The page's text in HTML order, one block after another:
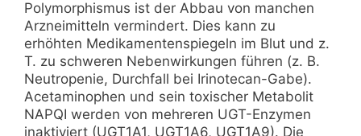
Polymorphismus ist der Abbau von manchen
Arzneimitteln vermindert. Dies kann zu
erhöhten Medikamentenspiegeln im Blut und z.
T. zu schweren Nebenwirkungen führen (z. B.
Neutropenie, Durchfall bei Irinotecan-Gabe).
Acetaminophen und sein toxischer Metabolit
NAPQI werden von mehreren UGT-Enzymen
inaktiviert (UGT1A1, UGT1A6, UGT1A9). Die